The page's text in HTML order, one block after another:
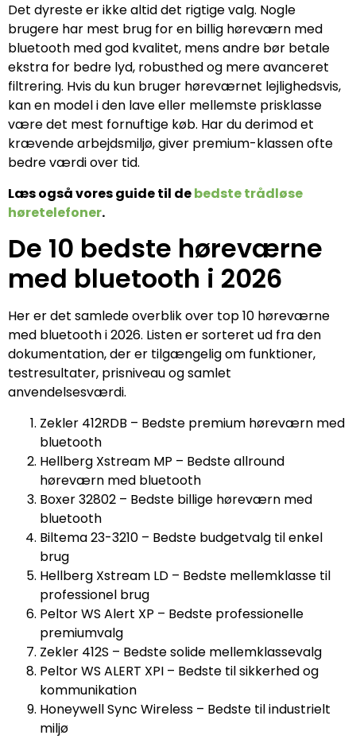
Det dyreste er ikke altid det rigtige valg. Nogle
brugere har mest brug for en billig høreværn med
bluetooth med god kvalitet, mens andre bør betale
ekstra for bedre lyd, robusthed og mere avanceret
filtrering. Hvis du kun bruger høreværnet lejlighedsvis,
kan en model i den lave eller mellemste prisklasse
være det mest fornuftige køb. Har du derimod et
krævende arbejdsmiljø, giver premium-klassen ofte
bedre værdi over tid.
Læs også vores guide til debedste trådløse
høretelefoner.
De 10 bedste høreværne
med bluetooth i 2026
Her er det samlede overblik over top 10 høreværne
med bluetooth i 2026. Listen er sorteret ud fra den
dokumentation, der er tilgængelig om funktioner,
testresultater, prisniveau og samlet
anvendelsesværdi.
Zekler 412RDB – Bedste premium høreværn med
bluetooth
Hellberg Xstream MP – Bedste allround
høreværn med bluetooth
Boxer 32802 – Bedste billige høreværn med
bluetooth
Biltema 23-3210 – Bedste budgetvalg til enkel
brug
Hellberg Xstream LD – Bedste mellemklasse til
professionel brug
Peltor WS Alert XP – Bedste professionelle
premiumvalg
Zekler 412S – Bedste solide mellemklassevalg
Peltor WS ALERT XPI – Bedste til sikkerhed og
kommunikation
Honeywell Sync Wireless – Bedste til industrielt
miljø